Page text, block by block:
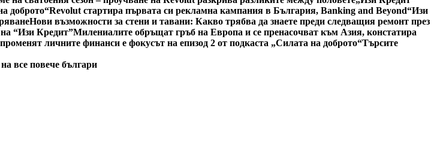
доброто“Revolut стартира първата си рекламна кампания в България, Banking and Beyond“Изи
Нови възможности за стени и тавани: Какво трябва да знаете преди следващия ремонт през
на “Изи Кредит”Милениалите обръщат гръб на Европа и се пренасочват към Азия, констатира
личните финанси е фокусът на епизод 2 от подкаста „Силата на доброто“Търсите
все повече българи